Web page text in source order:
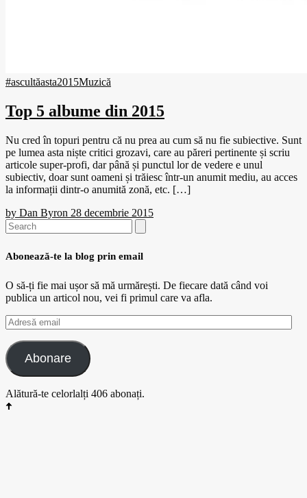
#ascultăasta2015Muzică
Top 5 albume din 2015
Nu cred în topuri pentru că nu prea au cum să nu fie subiective. Sunt
pe lumea asta niște critici grozavi, care au păreri pertinente și scriu
articole super-profi, dar până și punctul lor de vedere e unul
subiectiv, doar sunt oameni și trăiesc într-un anumit mediu, au acces
la informații dintr-o anumită zonă, etc. […]
by Dan Byron 28 decembrie 2015
Search
for:
Abonează-te la blog prin email
O să-ți fie mai ușor să mă urmărești. De fiecare dată când voi
publica un articol nou, vei fi primul care va afla.
Adresă
email
Abonare
Alătură-te celorlalți 406 abonați.